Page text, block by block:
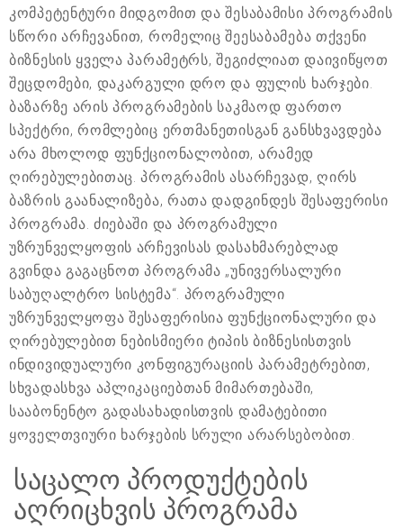
კომპეტენტური მიდგომით და შესაბამისი პროგრამის
სწორი არჩევანით, რომელიც შეესაბამება თქვენი
ბიზნესის ყველა პარამეტრს, შეგიძლიათ დაივიწყოთ
შეცდომები, დაკარგული დრო და ფულის ხარჯები.
ბაზარზე არის პროგრამების საკმაოდ ფართო
სპექტრი, რომლებიც ერთმანეთისგან განსხვავდება
არა მხოლოდ ფუნქციონალობით, არამედ
ღირებულებითაც. პროგრამის ასარჩევად, ღირს
ბაზრის გაანალიზება, რათა დადგინდეს შესაფერისი
პროგრამა. ძიებაში და პროგრამული
უზრუნველყოფის არჩევისას დასახმარებლად
გვინდა გაგაცნოთ პროგრამა „უნივერსალური
საბუღალტრო სისტემა“. პროგრამული
უზრუნველყოფა შესაფერისია ფუნქციონალური და
ღირებულებით ნებისმიერი ტიპის ბიზნესისთვის
ინდივიდუალური კონფიგურაციის პარამეტრებით,
სხვადასხვა აპლიკაციებთან მიმართებაში,
სააბონენტო გადასახადისთვის დამატებითი
ყოველთვიური ხარჯების სრული არარსებობით.
საცალო პროდუქტების
აღრიცხვის პროგრამა